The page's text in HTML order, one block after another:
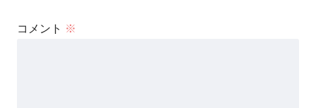
コメント ※